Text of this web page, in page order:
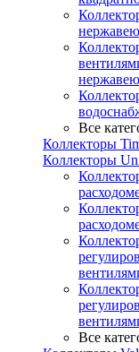
Все
Коллекторы
Коллекторы
Все